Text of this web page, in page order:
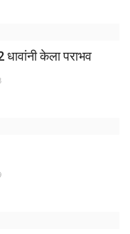
धावांनी केला पराभव